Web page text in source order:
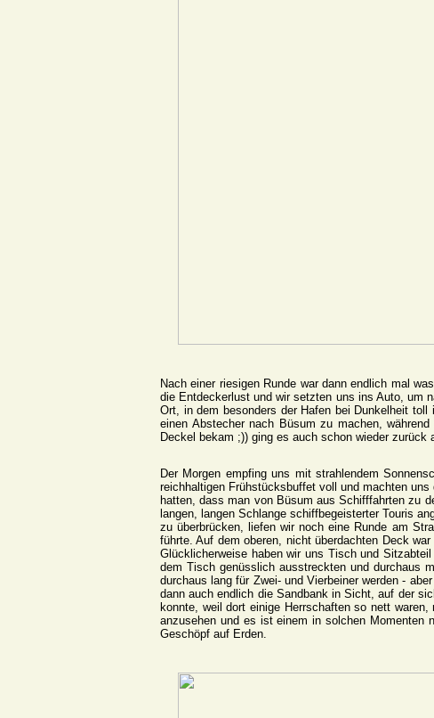
Nach einer riesigen Runde war dann endlich mal
die Entdeckerlust und wir setzten uns ins Auto, um
Ort, in dem besonders der Hafen bei Dunkelheit
einen Abstecher nach Büsum zu machen,
Deckel bekam ;)) ging es auch schon wieder zurück
Der Morgen empfing uns mit strahlendem
reichhaltigen Frühstücksbuffet voll und machten
hatten, dass man von Büsum aus Schifffahrten zu
langen, langen Schlange schiffbegeisterter Touris
zu überbrücken, liefen wir noch eine Runde am
führte. Auf dem oberen, nicht überdachten Deck
Glücklicherweise haben wir uns Tisch und
dem Tisch genüsslich ausstreckten und durchaus
durchaus lang für Zwei- und Vierbeiner werden -
dann auch endlich die Sandbank in Sicht, auf der
konnte, weil dort einige Herrschaften so nett
anzusehen und es ist einem in solchen Momenten
Geschöpf auf Erden.